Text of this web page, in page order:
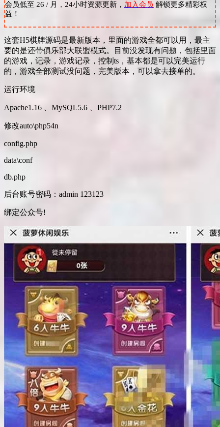
会员低至 26 / 月，24小时资源更新， 加入会员 解锁更多精彩权
益！
这套H5棋牌源码是最新版本，里面的游戏全都可以用，最主
要的是还带俱乐部大联盟模式。目前没发现有问题，包括里面
的游戏，记录，游戏记录，控制ts，基本都是可以完美运行
的，游戏全部测试没问题，完美版本，可以拿去接单的。
运行环境
Apache1.16 、MySQL5.6 、PHP7.2
修改auto\php54n
config.php
data\conf
db.php
后台账号密码：admin 123123
绑定公众号!